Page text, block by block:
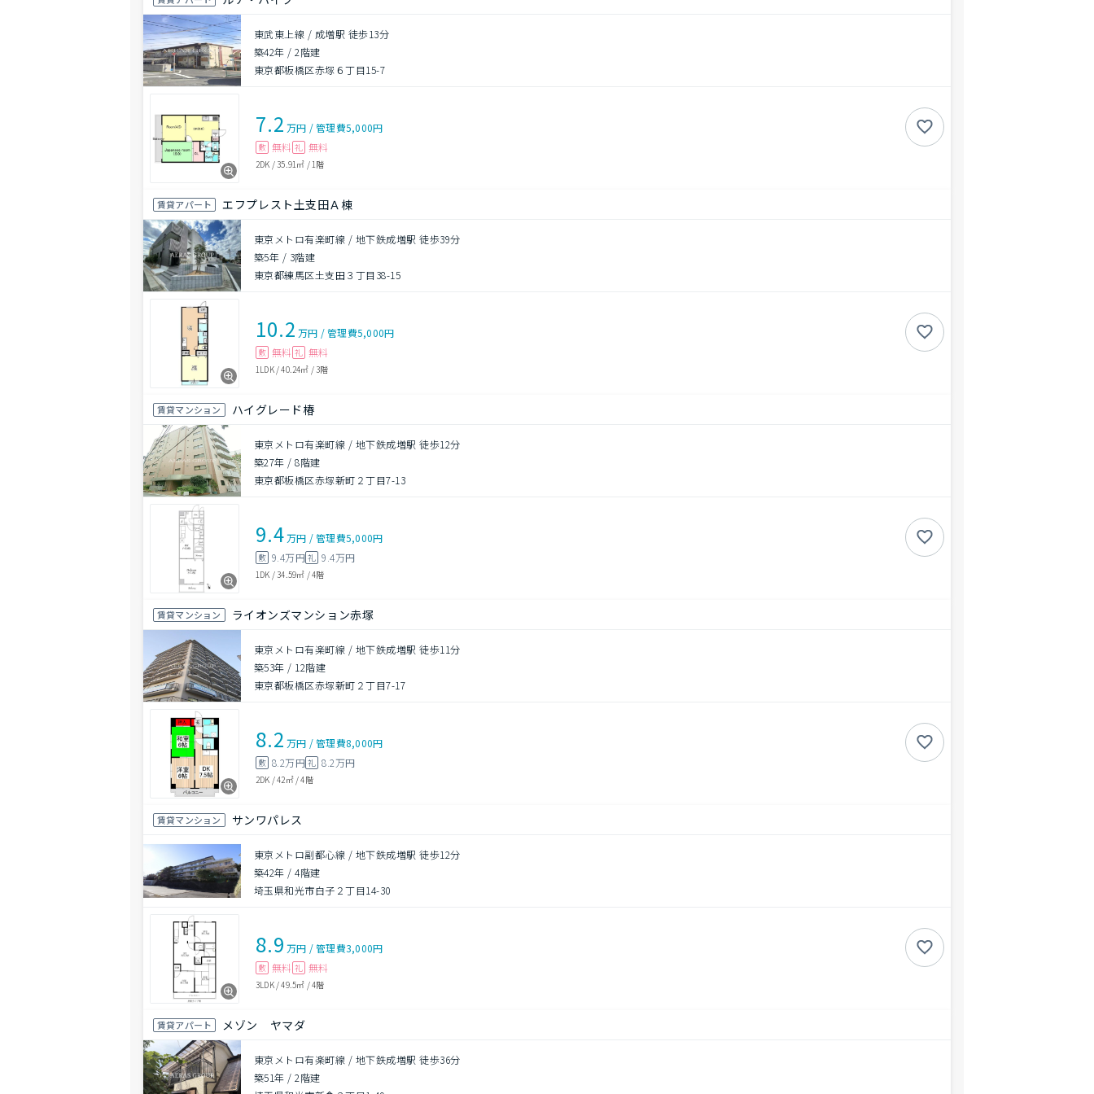
東武東上線 / 成増駅 徒歩13分
築42年 /2階建
東京都板橋区赤塚６丁目15-7
7.2 万円 /管理費5,000円
敷 無料 礼 無料
2DK /35.91㎡ / 1階
賃貸アパート エフプレスト土支田Ａ棟
東京メトロ有楽町線 / 地下鉄成増駅 徒歩39分
築5年 / 3階建
東京都練馬区土支田３丁目38-15
10.2 万円 /管理費5,000円
敷 無料 礼 無料
1LDK/40.24㎡ /3階
賃貸マンション ハイグレード椿
東京メトロ有楽町線 / 地下鉄成増駅 徒歩12分
築27年 /8階建
東京都板橋区赤塚新町２丁目7-13
9.4万円 /管理費5,000円
敷 9.4万円礼 9.4万円
1DK /34.59㎡ /4階
賃貸マンション ライオンズマンション赤塚
東京メトロ有楽町線 / 地下鉄成増駅 徒歩11分
築53年 / 12階建
東京都板橋区赤塚新町２丁目7-17
8.2 万円 /管理費8,000円
敷 8.2万円礼 8.2万円
2DK /42㎡/4階
賃貸マンション サンワパレス
東京メトロ副都心線 / 地下鉄成増駅 徒歩12分
築42年 /4階建
埼玉県和光市白子２丁目14-30
8.9 万円 /管理費3,000円
敷 無料 礼 無料
3LDK/49.5㎡ /4階
賃貸アパート メゾン ヤマダ
東京メトロ有楽町線 / 地下鉄成増駅 徒歩36分
築51年 /2階建